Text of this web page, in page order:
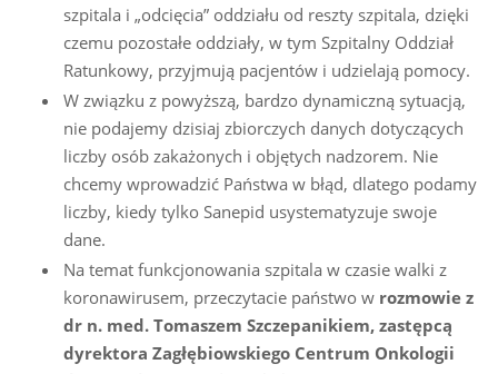
szpitala i „odcięcia” oddziału od reszty szpitala, dzięki
czemu pozostałe oddziały, w tym Szpitalny Oddział
Ratunkowy, przyjmują pacjentów i udzielają pomocy.
W związku z powyższą, bardzo dynamiczną sytuacją,
nie podajemy dzisiaj zbiorczych danych dotyczących
liczby osób zakażonych i objętych nadzorem. Nie
chcemy wprowadzić Państwa w błąd, dlatego podamy
liczby, kiedy tylko Sanepid usystematyzuje swoje
dane.
Na temat funkcjonowania szpitala w czasie walki z
koronawirusem, przeczytacie państwo w rozmowie z
dr n. med. Tomaszem Szczepanikiem, zastępcą
dyrektora Zagłębiowskiego Centrum Onkologii